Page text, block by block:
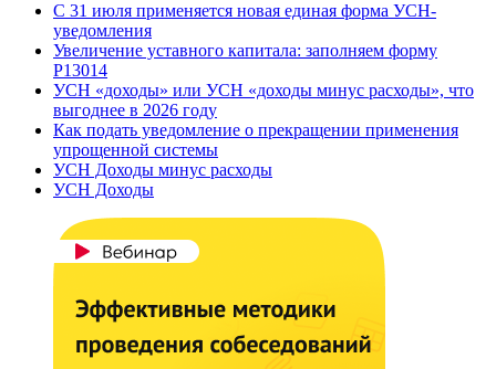
С 31 июля применяется новая единая форма УСН-
уведомления
Увеличение уставного капитала: заполняем форму
Р13014
УСН «доходы» или УСН «доходы минус расходы», что
выгоднее в 2026 году
Как подать уведомление о прекращении применения
упрощенной системы
УСН Доходы минус расходы
УСН Доходы